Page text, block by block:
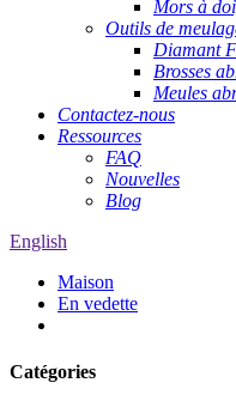
Mors à
Outils de
Diamant
Brosses
Meules
Contactez-nous
Ressources
FAQ
Nouvelles
Blog
English
Maison
En vedette
Catégories